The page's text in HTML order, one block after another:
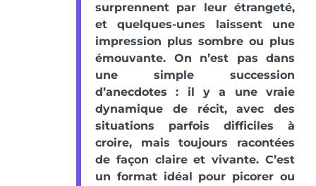
surprennent par leur étrangeté,
et quelques-unes laissent une
impression plus sombre ou plus
émouvante. On n’est pas dans
une simple succession
d’anecdotes : il y a une vraie
dynamique de récit, avec des
situations parfois difficiles à
croire, mais toujours racontées
de façon claire et vivante. C’est
un format idéal pour picorer ou